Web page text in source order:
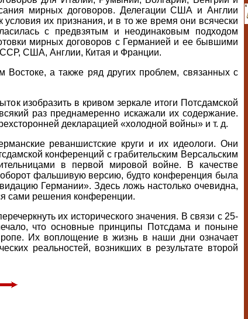
мирных договоров. Делегации США и Англии
их признания, и в то же время они всячески
с предвзятым и неодинаковым подходом
мирных договоров с Германией и ее бывшими
США, Англии, Китая и Франции.
а также ряд других проблем, связанных с
изобразить в кривом зеркале итоги Потсдамской
раз преднамеренно искажали их содержание.
декларацией «холодной войны» и т. д.
реваншистские круги и их идеологи. Они
конференций с грабительским Версальским
в первой мировой войне. В качестве
фальшивую версию, будто конференция была
Германии». Здесь ложь настолько очевидна,
сами решения конференции.
их исторического значения. В связи с 25-
что основные принципы Потсдама и поныне
Их воплощение в жизнь в наши дни означает
реальностей, возникших в результате второй